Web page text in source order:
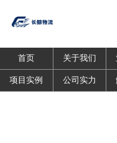
首页 关于我们
项目实例 公司实力